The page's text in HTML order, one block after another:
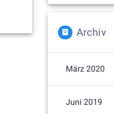
Archiv
März 2020
Juni 2019